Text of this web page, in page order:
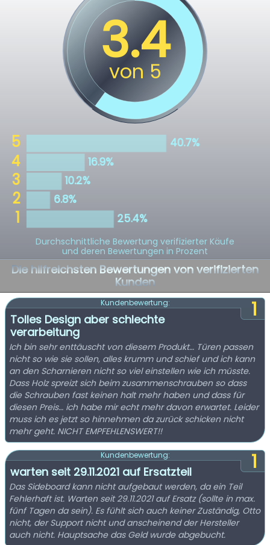
Durchschnittliche Bewertung verifizierter Käufe
und deren Bewertungen in Prozent
Die hilfreichsten Bewertungen von verifizierten
Kunden
1
Kundenbewertung:
Tolles Design aber schlechte
verarbeitung
Ich bin sehr enttäuscht von diesem Produkt… Türen passen
nicht so wie sie sollen, alles krumm und schief und ich kann
an den Scharnieren nicht so viel einstellen wie ich müsste.
Dass Holz spreizt sich beim zusammenschrauben so dass
die Schrauben fast keinen halt mehr haben und dass für
diesen Preis… ich habe mir echt mehr davon erwartet. Leider
muss ich es jetzt so hinnehmen da zurück schicken nicht
mehr geht. NICHT EMPFEHLENSWERT!!
1
Kundenbewertung:
warten seit 29.11.2021 auf Ersatzteil
Das Sideboard kann nicht aufgebaut werden, da ein Teil
Fehlerhaft ist. Warten seit 29.11.2021 auf Ersatz (sollte in max.
fünf Tagen da sein). Es fühlt sich auch keiner Zuständig, Otto
nicht, der Support nicht und anscheinend der Hersteller
auch nicht. Hauptsache das Geld wurde abgebucht.